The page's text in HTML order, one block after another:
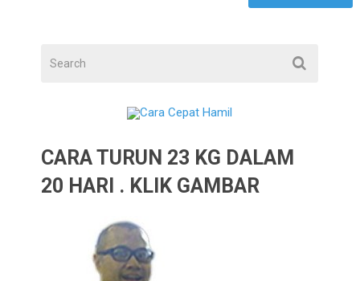
CARA TURUN 23 KG DALAM
20 HARI . KLIK GAMBAR